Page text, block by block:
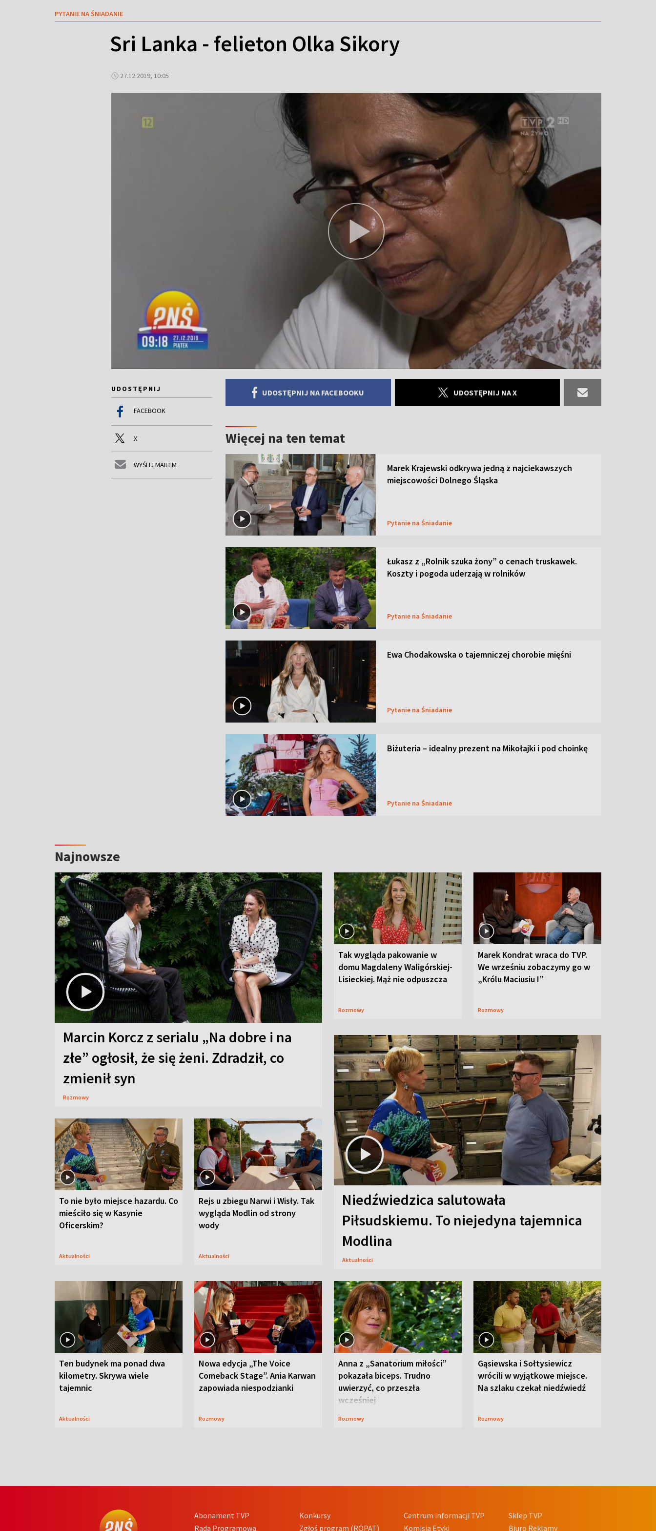
PYTANIE NA ŚNIADANIE
Sri Lanka - felieton Olka Sikory
27.12.2019, 10:05
UDOSTĘPNIJ
FACEBOOK
X
WYŚLIJ MAILEM
UDOSTĘPNIJ NA FACEBOOKU UDOSTĘPNIJ NA X
Więcej na ten temat
Marek Krajewski odkrywa jedną z najciekawszych
miejscowości Dolnego Śląska
Pytanie na Śniadanie
Łukasz z „Rolnik szuka żony” o cenach truskawek.
Koszty i pogoda uderzają w rolników
Pytanie na Śniadanie
Ewa Chodakowska o tajemniczej chorobie mięśni
Pytanie na Śniadanie
Biżuteria – idealny prezent na Mikołajki i pod choinkę
Pytanie na Śniadanie
Najnowsze
Marcin Korcz z serialu „Na dobre i na
złe” ogłosił, że się żeni. Zdradził, co
zmienił syn
Rozmowy
Tak wygląda pakowanie w
domu Magdaleny Waligórskiej-
Lisieckiej. Mąż nie odpuszcza
Rozmowy
Marek Kondrat wraca do TVP.
We wrześniu zobaczymy go w
„Królu Maciusiu I”
Rozmowy
To nie było miejsce hazardu. Co
mieściło się w Kasynie
Oficerskim?
Aktualności
Rejs u zbiegu Narwi i Wisły. Tak
wygląda Modlin od strony
wody
Aktualności
Niedźwiedzica salutowała
Piłsudskiemu. To niejedyna tajemnica
Modlina
Aktualności
Ten budynek ma ponad dwa
kilometry. Skrywa wiele
tajemnic
Aktualności
Nowa edycja „The Voice
Comeback Stage”. Ania Karwan
zapowiada niespodzianki
Rozmowy
Anna z „Sanatorium miłości”
pokazała biceps. Trudno
uwierzyć, co przeszła
wcześniej
Rozmowy
Gąsiewska i Sołtysiewicz
wrócili w wyjątkowe miejsce.
Na szlaku czekał niedźwiedź
Rozmowy
Abonament TVP
Rada Programowa
Konkursy
Zgłoś program (ROPAT)
Centrum informacji TVP
Komisja Etyki
Sklep TVP
Biuro Reklamy